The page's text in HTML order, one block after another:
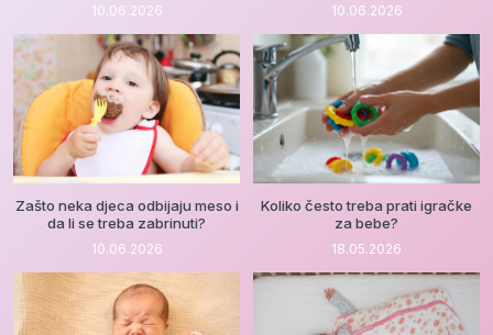
10.06.2026 10.06.2026
Zašto neka djeca odbijaju meso i
da li se treba zabrinuti?
10.06.2026
Koliko često treba prati igračke
za bebe?
18.05.2026